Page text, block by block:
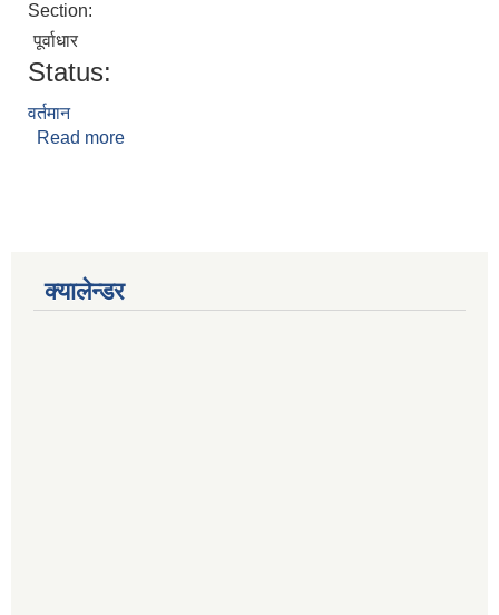
Section:
पूर्वाधार
Status:
वर्तमान
Read more
क्यालेन्डर